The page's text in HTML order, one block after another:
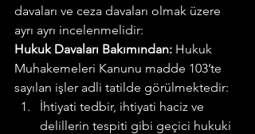
davaları ve ceza davaları olmak üzere
ayrı ayrı incelenmelidir:
Hukuk Davaları Bakımından: Hukuk
Muhakemeleri Kanunu madde 103’te
sayılan işler adli tatilde görülmektedir:
İhtiyati tedbir, ihtiyati haciz ve
delillerin tespiti gibi geçici hukuki